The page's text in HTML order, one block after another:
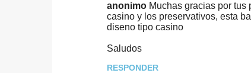
anonimoMuchas gracias por tus
casino y los preservativos, esta
diseno tipo casino
Saludos
RESPONDER